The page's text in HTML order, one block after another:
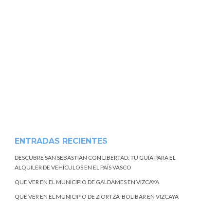
ENTRADAS RECIENTES
DESCUBRE SAN SEBASTIÁN CON LIBERTAD: TU GUÍA PARA EL
ALQUILER DE VEHÍCULOS EN EL PAÍS VASCO
QUE VER EN EL MUNICIPIO DE GALDAMES EN VIZCAYA
QUE VER EN EL MUNICIPIO DE ZIORTZA-BOLIBAR EN VIZCAYA